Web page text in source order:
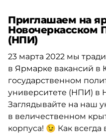
Приглашаем на
Новочеркасском
(НПИ)
23 марта 2022 мы
в Ярмарке вакансий в
государственном
университете (НПИ) в
Заглядывайте на наш
в величественном
корпуса! 😉 Как